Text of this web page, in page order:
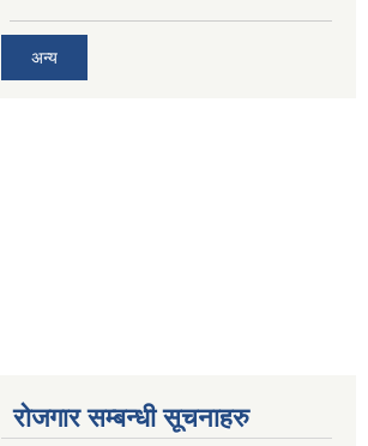
अन्य
रोजगार सम्बन्धी सूचनाहरु